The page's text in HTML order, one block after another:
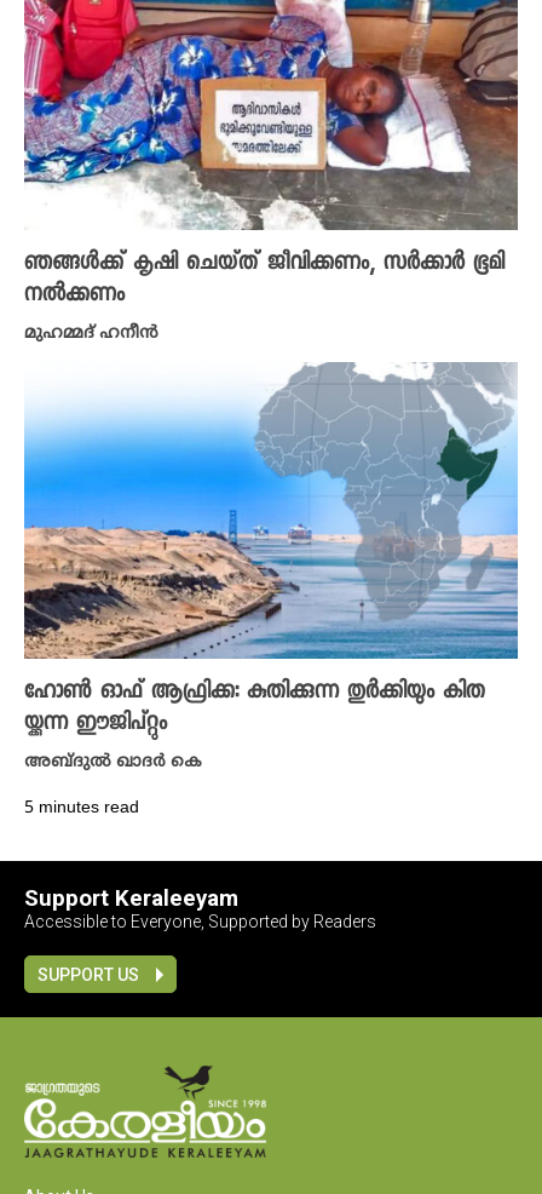
ഞങ്ങൾക്ക് കൃഷി ചെയ്ത് ജീവിക്കണം, സർക്കാർ ഭൂമി
നൽക്കണം
മുഹമ്മദ് ഹനീൻ
ഹോൺ ഓഫ് ആഫ്രിക്ക: കുതിക്കുന്ന തുർക്കിയും കിത
യ്ക്കുന്ന ഈജിപ്റ്റും
അബ്ദുൽ ഖാദർ കെ
5 minutes read
Support Keraleeyam
Accessible to Everyone, Supported by Readers
SUPPORT US